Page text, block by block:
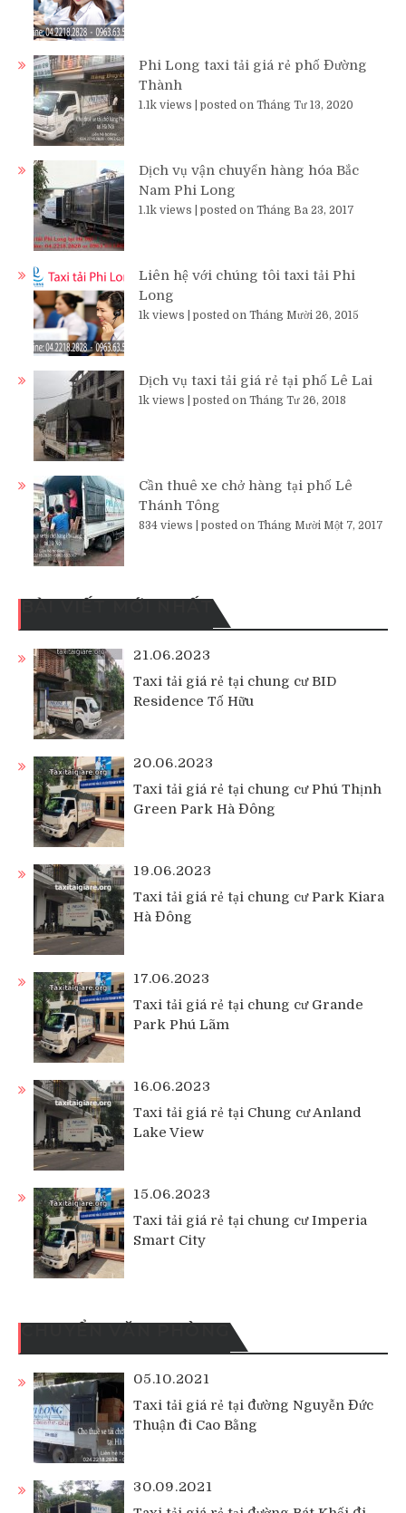
Phi Long taxi tải giá rẻ phố Đường
Thành
1.1k views posted on Tháng Tư 13, 2020
Dịch vụ vận chuyển hàng hóa Bắc
Nam Phi Long
1.1k views posted on Tháng Ba 23, 2017
Liên hệ với chúng tôi taxi tải Phi
Long
1k views posted on Tháng Mười 26, 2015
Dịch vụ taxi tải giá rẻ tại phố Lê Lai
1k views posted on Tháng Tư 26, 2018
Cần thuê xe chở hàng tại phố Lê
Thánh Tông
834 views posted on Tháng Mười Một 7, 2017
BÀI VIẾT MỚI NHẤT
21.06.2023
Taxi tải giá rẻ tại chung cư BID
Residence Tố Hữu
20.06.2023
Taxi tải giá rẻ tại chung cư Phú Thịnh
Green Park Hà Đông
19.06.2023
Taxi tải giá rẻ tại chung cư Park Kiara
Hà Đông
17.06.2023
Taxi tải giá rẻ tại chung cư Grande
Park Phú Lãm
16.06.2023
Taxi tải giá rẻ tại Chung cư Anland
Lake View
15.06.2023
Taxi tải giá rẻ tại chung cư Imperia
Smart City
05.10.2021
Taxi tải giá rẻ tại đường Nguyễn Đức
Thuận đi Cao Bằng
30.09.2021